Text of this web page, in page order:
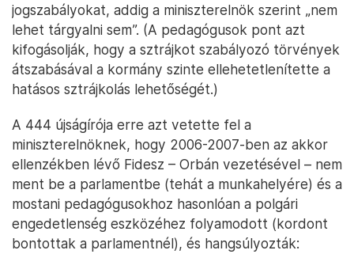
jogszabályokat, addig a miniszterelnök szerint „nem
lehet tárgyalni sem”. (A pedagógusok pont azt
kifogásolják, hogy a sztrájkot szabályozó törvények
átszabásával a kormány szinte ellehetetlenítette a
hatásos sztrájkolás lehetőségét.)
A 444 újságírója erre azt vetette fel a
miniszterelnöknek, hogy 2006-2007-ben az akkor
ellenzékben lévő Fidesz – Orbán vezetésével – nem
ment be a parlamentbe (tehát a munkahelyére) és a
mostani pedagógusokhoz hasonlóan a polgári
engedetlenség eszközéhez folyamodott (kordont
bontottak a parlamentnél), és hangsúlyozták: